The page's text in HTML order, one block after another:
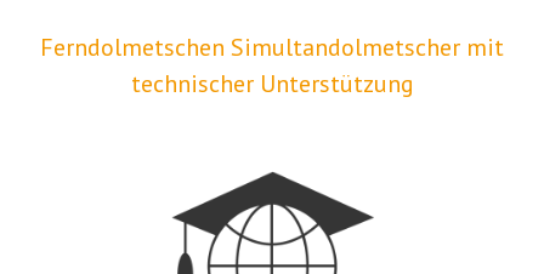
Ferndolmetschen Simultandolmetscher mit
technischer Unterstützung